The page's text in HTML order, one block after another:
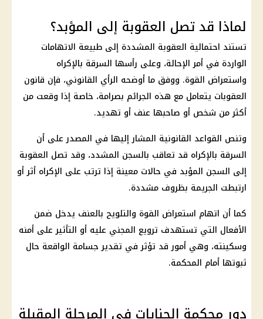
لماذا قد تصل العقوبة إلى المؤبد؟
تستند احتمالية العقوبة المشددة إلى طبيعة الاتهامات
الواردة في أمر الإحالة، وعلى رأسها السرقة بالإكراه
واستعراض القوة. ووفق ما أوضحه الرأي القانوني، فإن قانون
العقوبات يتعامل مع هذه الجرائم بصرامة، خاصة إذا وقعت من
أكثر من شخص أو صاحبها عنف أو تهديد.
وتنص القواعد القانونية المشار إليها في المصدر على أن
السرقة بالإكراه قد تعاقب بالسجن المشدد، وقد تصل العقوبة
إلى السجن المؤبد في حالات معينة إذا ترتب على الإكراه أثر أو
ارتبطت الجريمة بظروف مشددة.
كما أن اتهام استعراض القوة والتلويح بالعنف يدخل ضمن
الأفعال التي تستهدف ترويع المجني عليه أو التأثير على أمنه
وسكينته، وهي أمور قد تؤثر في تقدير جسامة الواقعة حال
ثبوتها أمام المحكمة.
دور محكمة الجنايات في المرحلة المقبلة